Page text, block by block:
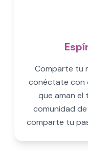
Comparte tu
conéctate con
que aman el
comunidad
comparte tu